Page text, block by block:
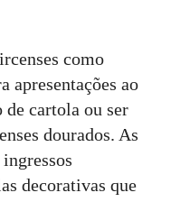
como
apresentações ao
cartola ou ser
dourados. As
decorativas que